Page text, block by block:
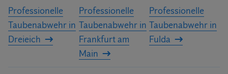
Professionelle
Taubenabwehr in
Dreieich
Professionelle
Taubenabwehr in
Frankfurt am
Main
Professionelle
Taubenabwehr in
Fulda